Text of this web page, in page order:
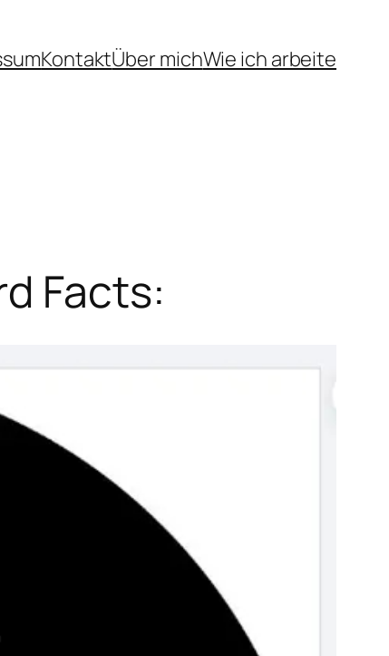
KontaktÜber michWie ich arbeite
Facts: